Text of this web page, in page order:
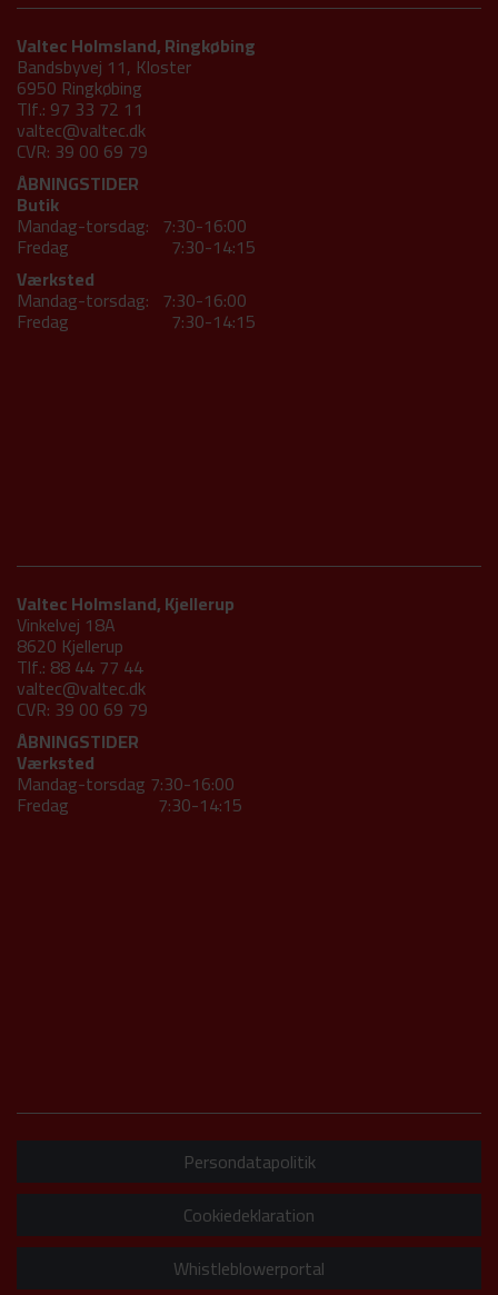
Valtec Holmsland, Ringkøbing
Bandsbyvej 11, Kloster
6950 Ringkøbing
Tlf.: 97 33 72 11
valtec@valtec.dk
CVR: 39 00 69 79
ÅBNINGSTIDER
Butik
Mandag-torsdag: 7:30-16:00
Fredag 7:30-14:15
Værksted
Mandag-torsdag: 7:30-16:00
Fredag 7:30-14:15
Valtec Holmsland, Kjellerup
Vinkelvej 18A
8620 Kjellerup
Tlf.: 88 44 77 44
valtec@valtec.dk
CVR: 39 00 69 79
ÅBNINGSTIDER
Værksted
Mandag-torsdag 7:30-16:00
Fredag 7:30-14:15
Persondatapolitik
Cookiedeklaration
Whistleblowerportal